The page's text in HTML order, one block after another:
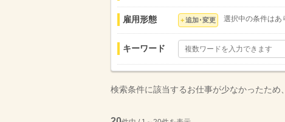
雇用形態 追加･変更 選択中の条件はあ
キーワード
検索条件に該当するお仕事が少なかったため